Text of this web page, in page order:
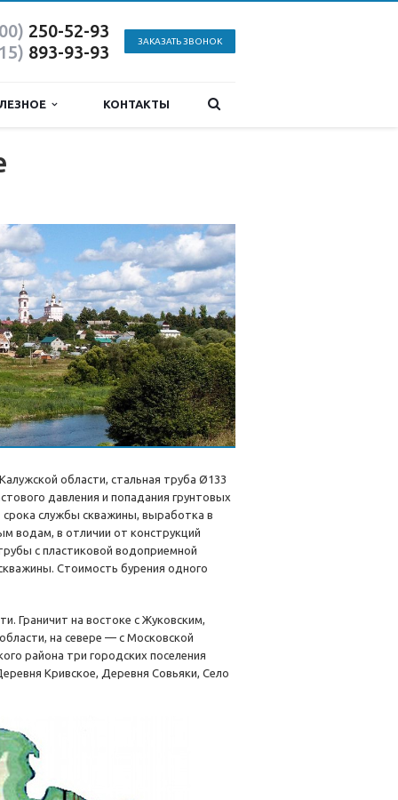
250-52-93
893-93-93
ЗАКАЗАТЬ ЗВОНОК
КОНТАКТЫ
области, стальная труба Ø133
давления и попадания грунтовых
срока службы скважины, выработка в
водам, в отличии от конструкций
с пластиковой водоприемной
Стоимость бурения одного
Граничит на востоке с Жуковским,
на севере — с Московской
района три городских поселения
Кривское, Деревня Совьяки, Село